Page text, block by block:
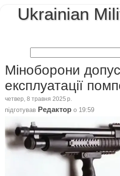
Ukrainian
Міноборони
експлуатації
четвер, 8 травня 2025 р.
підготував Редактор о 19:59